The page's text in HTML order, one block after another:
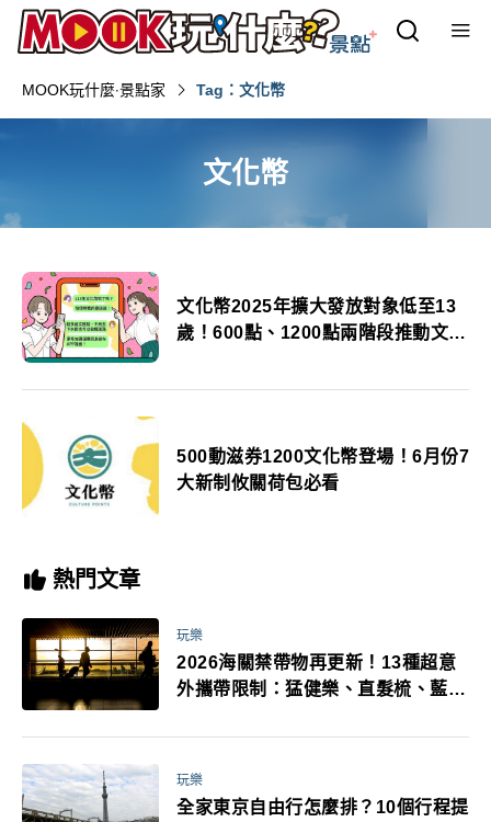
MOOK玩什麼‧景點家 Tag：文化幣
文化幣
文化幣2025年擴大發放對象低至13
歲！600點、1200點兩階段推動文化
500動滋券1200文化幣登場！6月份7
大新制攸關荷包必看
熱門文章
玩樂
2026海關禁帶物再更新！13種超意
外攜帶限制：猛健樂、直髮梳、藍牙
萬！注意事項一次看！
玩樂
全家東京自由行怎麼排？10個行程提